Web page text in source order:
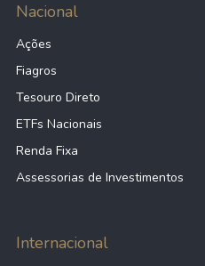
Nacional
Ações
Fiagros
Tesouro Direto
ETFs Nacionais
Renda Fixa
Assessorias de Investimentos
Internacional